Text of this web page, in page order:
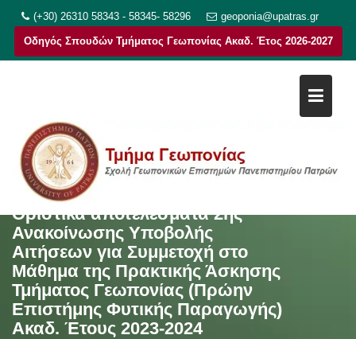
στο
περιεχόμενο
(+30) 26310 58343 - 58345- 58296 geoponia@upatras.gr
Οδηγός Σπουδών Τμήματος Γεωπονίας Ακαδ. Έτος 2026-2027
Οριστικά αποτελέσματα 2ης
Ανακοίνωσης Υποβολής
Αιτήσεων για Συμμετοχή στο
Μάθημα της Πρακτικής Άσκησης
Τμήματος Γεωπονίας (Πρώην
Επιστήμης Φυτικής Παραγωγής)
Ακαδ. Έτους 2023-2024